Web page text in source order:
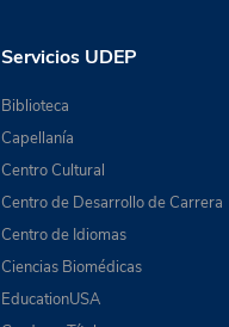
Servicios UDEP
Biblioteca
Capellanía
Centro Cultural
Centro de Desarrollo de Carrera
Centro de Idiomas
Ciencias Biomédicas
EducationUSA